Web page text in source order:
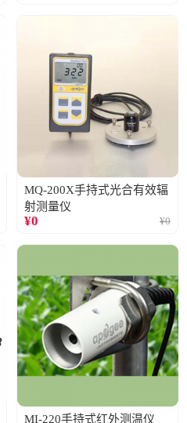
MQ-200X手持式光合有效辐
射测量仪
¥0 ¥0
MI-220手持式红外测温仪